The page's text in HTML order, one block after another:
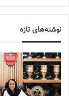
نوشته‌های تازه